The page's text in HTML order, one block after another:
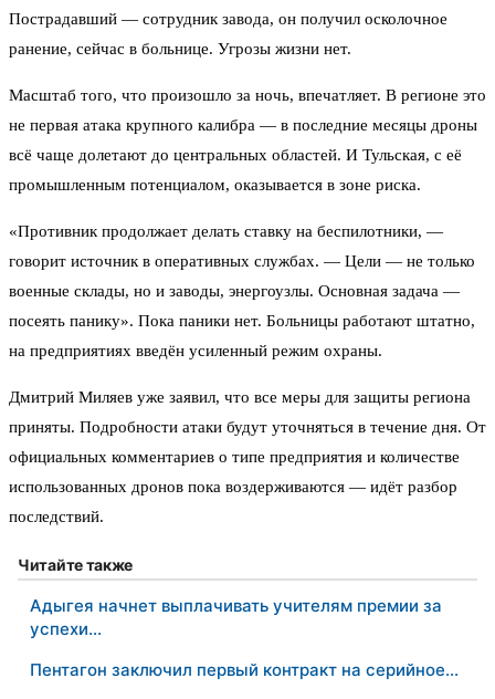
Пострадавший — сотрудник завода, он получил осколочное
ранение, сейчас в больнице. Угрозы жизни нет.
Масштаб того, что произошло за ночь, впечатляет. В регионе это
не первая атака крупного калибра — в последние месяцы дроны
всё чаще долетают до центральных областей. И Тульская, с её
промышленным потенциалом, оказывается в зоне риска.
«Противник продолжает делать ставку на беспилотники, —
говорит источник в оперативных службах. — Цели — не только
военные склады, но и заводы, энергоузлы. Основная задача —
посеять панику». Пока паники нет. Больницы работают штатно,
на предприятиях введён усиленный режим охраны.
Дмитрий Миляев уже заявил, что все меры для защиты региона
приняты. Подробности атаки будут уточняться в течение дня. От
официальных комментариев о типе предприятия и количестве
использованных дронов пока воздерживаются — идёт разбор
последствий.
Читайте также
Адыгея начнет выплачивать учителям премии за
успехи…
Пентагон заключил первый контракт на серийное…